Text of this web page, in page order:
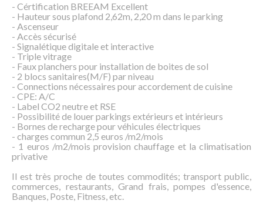
- Cértification BREEAM Excellent
- Hauteur sous plafond 2,62m, 2,20 m dans le parking
- Ascenseur
- Accès sécurisé
- Signalétique digitale et interactive
- Triple vitrage
- Faux planchers pour installation de boites de sol
- 2 blocs sanitaires(M/F) par niveau
- Connections nécessaires pour accordement de cuisine
- CPE: A/C
- Label CO2 neutre et RSE
- Possibilité de louer parkings extérieurs et intérieurs
- Bornes de recharge pour véhicules électriques
- charges commun 2,5 euros /m2/mois
- 1 euros /m2/mois provision chauffage et la climatisation
privative
Il est très proche de toutes commodités; transport public,
commerces, restaurants, Grand frais, pompes d'essence,
Banques, Poste, Fitness, etc.